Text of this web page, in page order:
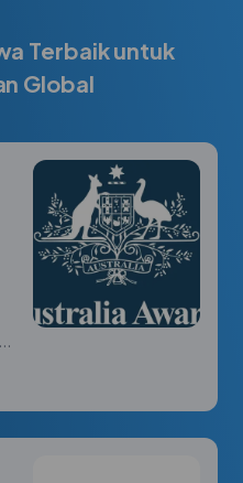
Terbaik untuk
Global